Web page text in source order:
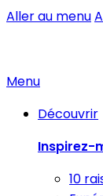
Aller au menu
Menu
Découvrir
Inspirez-
10